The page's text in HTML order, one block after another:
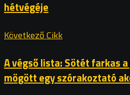
hétvégéje
Következő Cikk
A végső lista: Sötét farkas
mögött egy szórakoztató